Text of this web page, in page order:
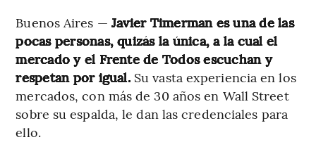
Buenos Aires — Javier Timerman es una de las
pocas personas, quizás la única, a la cual el
mercado y el Frente de Todos escuchan y
respetan por igual.Su vasta experiencia en los
mercados, con más de 30 años en Wall Street
sobre su espalda, le dan las credenciales para
ello.